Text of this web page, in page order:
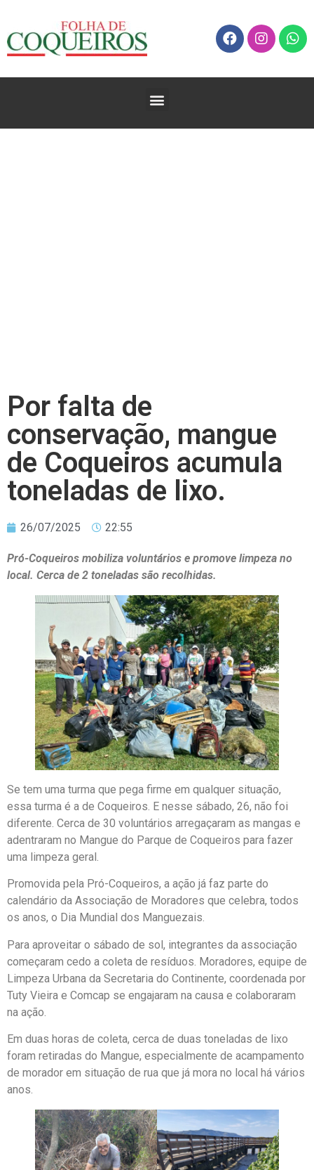
Por falta de
conservação, mangue
de Coqueiros acumula
toneladas de lixo.
26/07/2025 22:55
Pró-Coqueiros mobiliza voluntários e promove limpeza no
local. Cerca de 2 toneladas são recolhidas.
Se tem uma turma que pega firme em qualquer situação,
essa turma é a de Coqueiros. E nesse sábado, 26, não foi
diferente. Cerca de 30 voluntários arregaçaram as mangas e
adentraram no Mangue do Parque de Coqueiros para fazer
uma limpeza geral.
Promovida pela Pró-Coqueiros, a ação já faz parte do
calendário da Associação de Moradores que celebra, todos
os anos, o Dia Mundial dos Manguezais.
Para aproveitar o sábado de sol, integrantes da associação
começaram cedo a coleta de resíduos. Moradores, equipe de
Limpeza Urbana da Secretaria do Continente, coordenada por
Tuty Vieira e Comcap se engajaram na causa e colaboraram
na ação.
Em duas horas de coleta, cerca de duas toneladas de lixo
foram retiradas do Mangue, especialmente de acampamento
de morador em situação de rua que já mora no local há vários
anos.